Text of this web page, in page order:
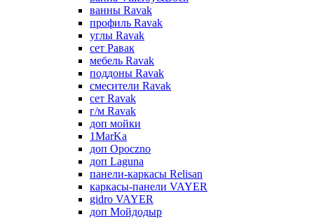
ванны Ravak
профиль Ravak
углы Ravak
сет Равак
мебель Ravak
поддоны Ravak
смесители Ravak
сет Ravak
г/м Ravak
доп мойки
1MarKa
доп Opoczno
доп Laguna
панели-каркасы Relisan
каркасы-панели VAYER
gidro VAYER
доп Мойдодыр